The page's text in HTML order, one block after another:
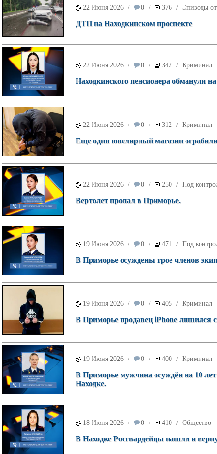
22 Июня 2026 / 0 / 376 / Эпизоды
ДТП на Находкинском проспекте
22 Июня 2026 / 0 / 342 / Криминал
Находкинского пенсионера обманули
22 Июня 2026 / 0 / 312 / Криминал
Еще один ювелирный магазин
22 Июня 2026 / 0 / 250 / Под
Вертолет пропал в Приморье.
19 Июня 2026 / 0 / 471 / Под
В Приморье осуждены трое членов
19 Июня 2026 / 0 / 405 / Криминал
В Приморье продавец iPhone лишился
19 Июня 2026 / 0 / 400 / Криминал
В Приморье мужчина осуждён на 10 лет
Находке.
18 Июня 2026 / 0 / 410 / Общество
В Находке Росгвардейцы нашли и